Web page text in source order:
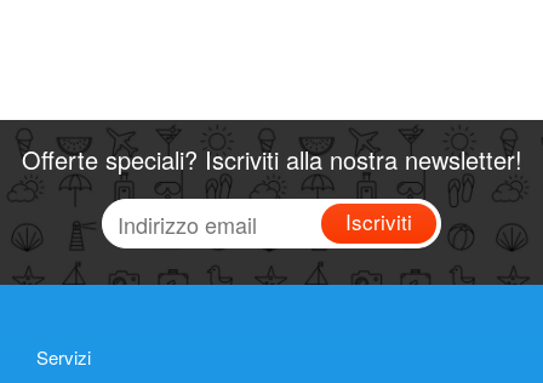
Offerte speciali? Iscriviti alla nostra newsletter!
Iscriviti
Servizi